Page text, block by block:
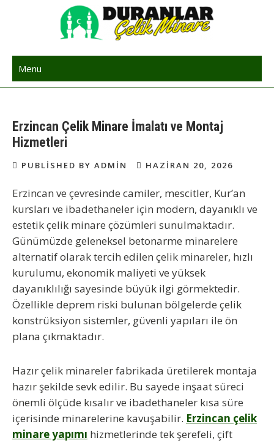
Çelik Minare | Çelik Minare Yapımı
Menu
Erzincan Çelik Minare İmalatı ve Montaj
Hizmetleri
PUBLISHED BY ADMIN HAZIRAN 20, 2026
Erzincan ve çevresinde camiler, mescitler, Kur’an
kursları ve ibadethaneler için modern, dayanıklı ve
estetik çelik minare çözümleri sunulmaktadır.
Günümüzde geleneksel betonarme minarelere
alternatif olarak tercih edilen çelik minareler, hızlı
kurulumu, ekonomik maliyeti ve yüksek
dayanıklılığı sayesinde büyük ilgi görmektedir.
Özellikle deprem riski bulunan bölgelerde çelik
konstrüksiyon sistemler, güvenli yapıları ile ön
plana çıkmaktadır.
Hazır çelik minareler fabrikada üretilerek montaja
hazır şekilde sevk edilir. Bu sayede inşaat süreci
önemli ölçüde kısalır ve ibadethaneler kısa süre
içerisinde minarelerine kavuşabilir. Erzincan çelik
minare yapımı hizmetlerinde tek şerefeli, çift